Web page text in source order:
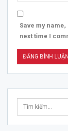
Save my
next time I